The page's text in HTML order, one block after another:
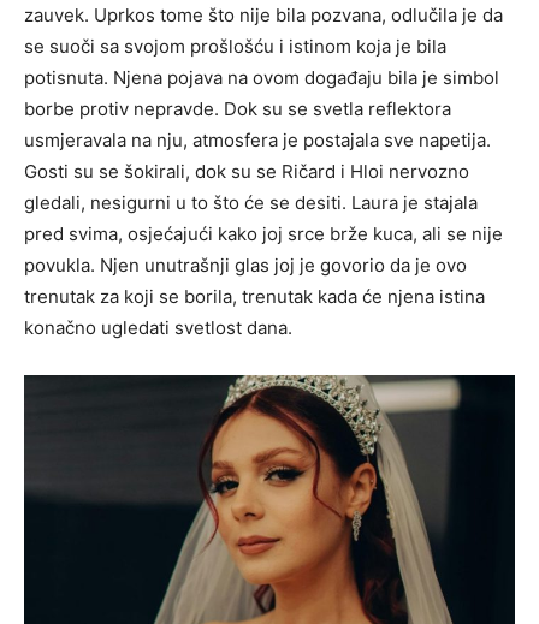
zauvek. Uprkos tome što nije bila pozvana, odlučila je da
se suoči sa svojom prošlošću i istinom koja je bila
potisnuta. Njena pojava na ovom događaju bila je simbol
borbe protiv nepravde. Dok su se svetla reflektora
usmjeravala na nju, atmosfera je postajala sve napetija.
Gosti su se šokirali, dok su se Ričard i Hloi nervozno
gledali, nesigurni u to što će se desiti. Laura je stajala
pred svima, osjećajući kako joj srce brže kuca, ali se nije
povukla. Njen unutrašnji glas joj je govorio da je ovo
trenutak za koji se borila, trenutak kada će njena istina
konačno ugledati svetlost dana.